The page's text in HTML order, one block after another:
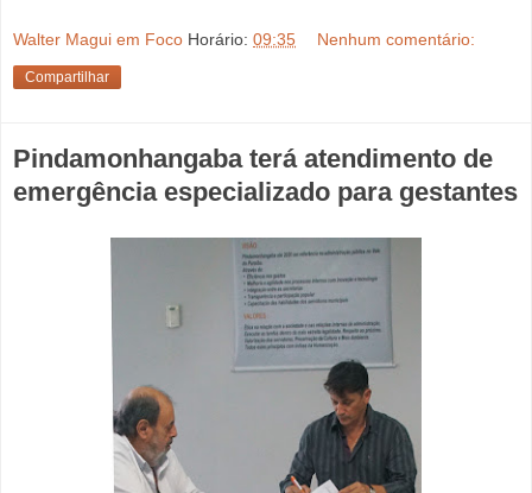
Walter Magui em Foco Horário: 09:35 Nenhum comentário:
Compartilhar
Pindamonhangaba terá atendimento de
emergência especializado para gestantes